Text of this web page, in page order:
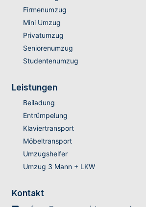
Firmenumzug
Mini Umzug
Privatumzug
Seniorenumzug
Studentenumzug
Leistungen
Beiladung
Entrümpelung
Klaviertransport
Möbeltransport
Umzugshelfer
Umzug 3 Mann + LKW
Kontakt